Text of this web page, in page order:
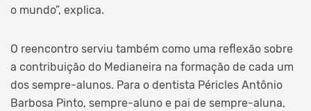
o mundo”, explica.
O reencontro serviu também como uma reflexão sobre
a contribuição do Medianeira na formação de cada um
dos sempre-alunos. Para o dentista Péricles Antônio
Barbosa Pinto, sempre-aluno e pai de sempre-aluna,